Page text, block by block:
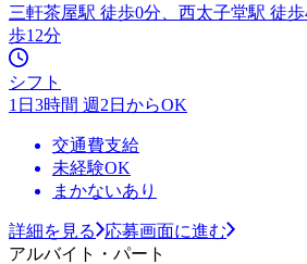
三軒茶屋駅 徒歩0分、西太子堂駅 徒
歩12分
シフト
1日3時間 週2日からOK
交通費支給
未経験OK
まかないあり
詳細を見る
応募画面に進む
アルバイト・パート